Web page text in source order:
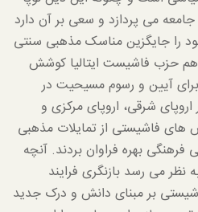
می پردازد و سعی بر آن دارد
را جایگزین مناسک مذهبی سنتی
هم حزب فاشیست ایتالیا کوشش
آیین و رسوم مسیحیت در
شرقی، اروپای مرکزی و
های فاشیستی از تمایلات مذهبی
فرهنگی بهره فراوان بردند. آنچه
می رسد بازنگری فرایند
بر مبنای دانش و درک جدید